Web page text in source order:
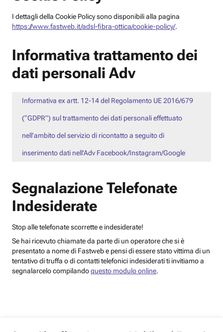
I dettagli della Cookie Policy sono disponibili alla pagina
https://www.fastweb.it/adsl-fibra-ottica/cookie-policy/.
Informativa trattamento dei
dati personali Adv
Informativa ex artt. 12-14 del Regolamento UE 2016/679
(“GDPR”) sul trattamento dei dati personali effettuato
nell’ambito del servizio di ricontatto a seguito di
inserimento dati nell’Adv Facebook/Instagram/Google
Segnalazione Telefonate
Indesiderate
Stop alle telefonate scorrette e indesiderate!
Se hai ricevuto chiamate da parte di un operatore che si è
presentato a nome di Fastweb e pensi di essere stato vittima di un
tentativo di truffa o di contatti telefonici indesiderati ti invitiamo a
segnalarcelo compilandoquesto modulo online.